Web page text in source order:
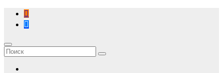
Перейти
содержимому